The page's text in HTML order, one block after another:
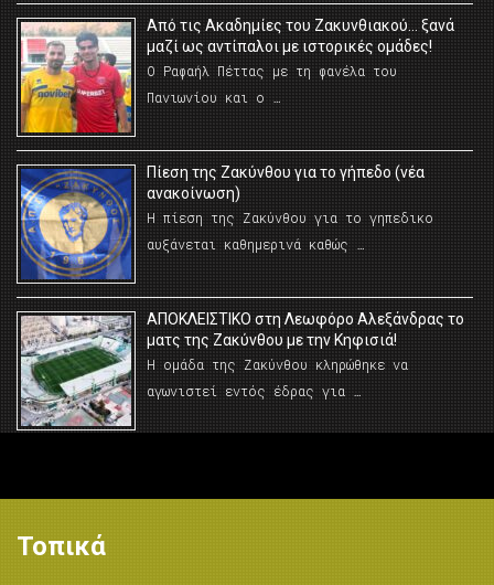
Από τις Ακαδημίες του Ζακυνθιακού… ξανά
μαζί ως αντίπαλοι με ιστορικές ομάδες!
Ο Ραφαήλ Πέττας με τη φανέλα του
Πανιωνίου και ο …
Πίεση της Ζακύνθου για το γήπεδο (νέα
ανακοίνωση)
Η πίεση της Ζακύνθου για το γηπεδικο
αυξάνεται καθημερινά καθώς …
AΠΟΚΛΕΙΣΤΙΚΟ στη Λεωφόρο Αλεξάνδρας το
ματς της Ζακύνθου με την Κηφισιά!
Η ομάδα της Ζακύνθου κληρώθηκε να
αγωνιστεί εντός έδρας για …
Τοπικά